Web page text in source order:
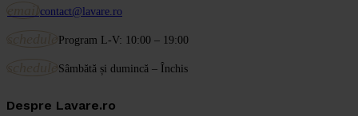
contact@lavare.ro
Program L-V: 10:00 – 19:00
Sâmbătă și dumincă – Închis
Despre Lavare.ro